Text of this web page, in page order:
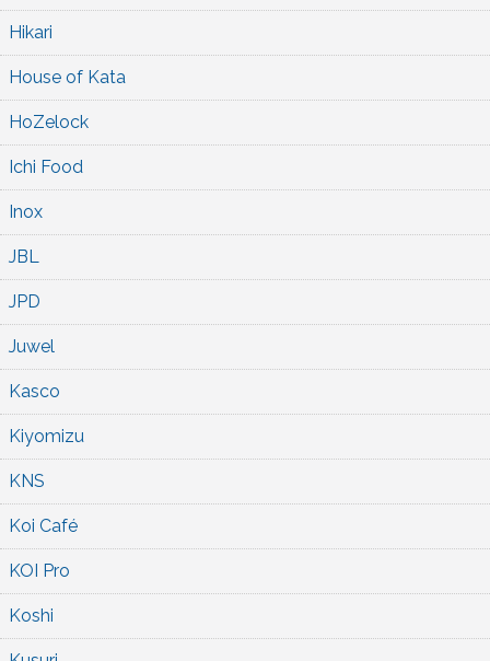
Hikari
House of Kata
HoZelock
Ichi Food
Inox
JBL
JPD
Juwel
Kasco
Kiyomizu
KNS
Koi Café
KOI Pro
Koshi